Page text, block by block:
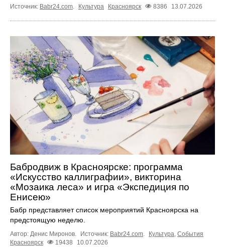
Источник: Babr24.com Культура Красноярск 8386 13.07.2026
Бабродвиж в Красноярске: программа
«Искусство каллиграфии», викторина
«Мозаика леса» и игра «Экспедиция по
Енисею»
Бабр представляет список мероприятий Красноярска на
предстоящую неделю.
Автор: Денис Миронов. Источник: Babr24.com. Культура, События
Красноярск
19438 10.07.2026